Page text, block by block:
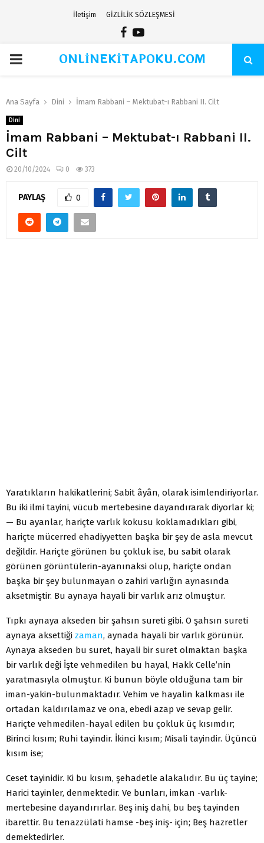
İletişim GİZLİLİK SÖZLEŞMESİ
Facebook
Youtube
PRIMARYONLİNEKİTAPOKU.COM
Ana Sayfa Dini İmam Rabbani – Mektubat-ı Rabbani II. Cilt
Dini
İmam Rabbani – Mektubat-ı Rabbani II.
Cilt
20/10/2024 0 373
PAYLAŞ 0
Yaratıkların hakikatlerini; Sabit âyân, olarak isimlendiriyorlar.
Bu iki ilmi tayini, vücub mertebesine dayandırarak diyorlar ki;
— Bu ayanlar, hariçte varlık kokusu koklamadıkları gibi,
hariçte mücerred ehadiyyetten başka bir şey de asla mevcut
değildir. Hariçte görünen bu çokluk ise, bu sabit olarak
görünen görüntülerin-ayanınaksi olup, hariçte ondan
başka bir şey bulunmayan o zahiri varlığın aynasında
aksetmiştir. Bu aynaya hayali bir varlık arız olmuştur.
Tıpkı aynaya akseden bir şahsın sureti gibi. O şahsın sureti
aynaya aksettiği zaman, aynada hayali bir varlık görünür.
Aynaya akseden bu suret, hayali bir suret olmaktan başka
bir varlık deği İşte vehmedilen bu hayal, Hakk Celle’nin
yaratmasıyla olmuştur. Ki bunun böyle olduğuna tam bir
iman-yakin-bulunmaktadır. Vehim ve hayalin kalkması ile
ortadan kaldırılamaz ve ona, ebedi azap ve sevap gelir.
Hariçte vehmedilen-hayal edilen bu çokluk üç kısımdır;
Birinci kısım; Ruhi tayindir. İkinci kısım; Misali tayindir. Üçüncü
kısım ise;
Ceset tayinidir. Ki bu kısım, şehadetle alakalıdır. Bu üç tayine;
Harici tayinler, denmektedir. Ve bunları, imkan -varlık-
mertebesine dayandırırlar. Beş iniş dahi, bu beş tayinden
ibarettir. Bu tenazzülati hamse -beş iniş- için; Beş hazretler
demektedirler.